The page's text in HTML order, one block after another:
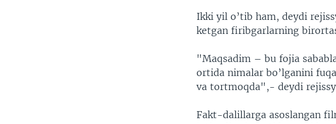
Ikki yil o’tib ham, deydi
ketgan firibgarlarning
"Maqsadim – bu fojia
ortida nimalar bo’lganini
va tortmoqda",- deydi
Fakt-dalillarga asoslangan